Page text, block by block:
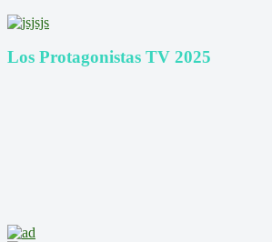
Los Protagonistas TV 2025